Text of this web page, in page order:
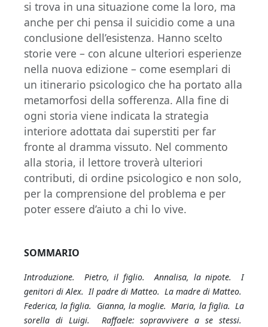
si trova in una situazione come la loro, ma
anche per chi pensa il suicidio come a una
conclusione dell’esistenza. Hanno scelto
storie vere – con alcune ulteriori esperienze
nella nuova edizione – come esemplari di
un itinerario psicologico che ha portato alla
metamorfosi della sofferenza. Alla fine di
ogni storia viene indicata la strategia
interiore adottata dai superstiti per far
fronte al dramma vissuto. Nel commento
alla storia, il lettore troverà ulteriori
contributi, di ordine psicologico e non solo,
per la comprensione del problema e per
poter essere d’aiuto a chi lo vive.
SOMMARIO
Introduzione. Pietro, il figlio. Annalisa, la nipote. I
genitori di Alex. Il padre di Matteo. La madre di Matteo.
Federica, la figlia. Gianna, la moglie. Maria, la figlia. La
sorella di Luigi. Raffaele: sopravvivere a se stessi.